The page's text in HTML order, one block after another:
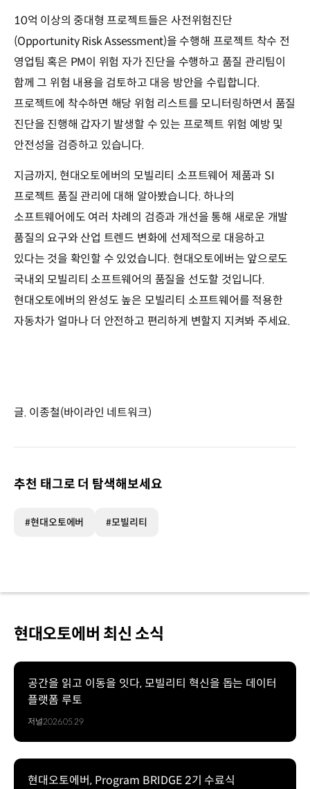
10억 이상의 중대형 프로젝트들은 사전위험진단
(Opportunity Risk Assessment)을 수행해 프로젝트 착수 전
영업팀 혹은 PM이 위험 자가 진단을 수행하고 품질 관리팀이
함께 그 위험 내용을 검토하고 대응 방안을 수립합니다.
프로젝트에 착수하면 해당 위험 리스트를 모니터링하면서 품질
진단을 진행해 갑자기 발생할 수 있는 프로젝트 위험 예방 및
안전성을 검증하고 있습니다.
지금까지, 현대오토에버의 모빌리티 소프트웨어 제품과 SI
프로젝트 품질 관리에 대해 알아봤습니다. 하나의
소프트웨어에도 여러 차례의 검증과 개선을 통해 새로운 개발
품질의 요구와 산업 트렌드 변화에 선제적으로 대응하고
있다는 것을 확인할 수 있었습니다. 현대오토에버는 앞으로도
국내외 모빌리티 소프트웨어의 품질을 선도할 것입니다.
현대오토에버의 완성도 높은 모빌리티 소프트웨어를 적용한
자동차가 얼마나 더 안전하고 편리하게 변할지 지켜봐 주세요.
글. 이종철(바이라인 네트워크)
추천 태그로 더 탐색해보세요
#현대오토에버 #모빌리티
현대오토에버 최신 소식
공간을 읽고 이동을 잇다, 모빌리티 혁신을 돕는 데이터
플랫폼 루토
저널2026.05.29
현대오토에버, Program BRIDGE 2기 수료식